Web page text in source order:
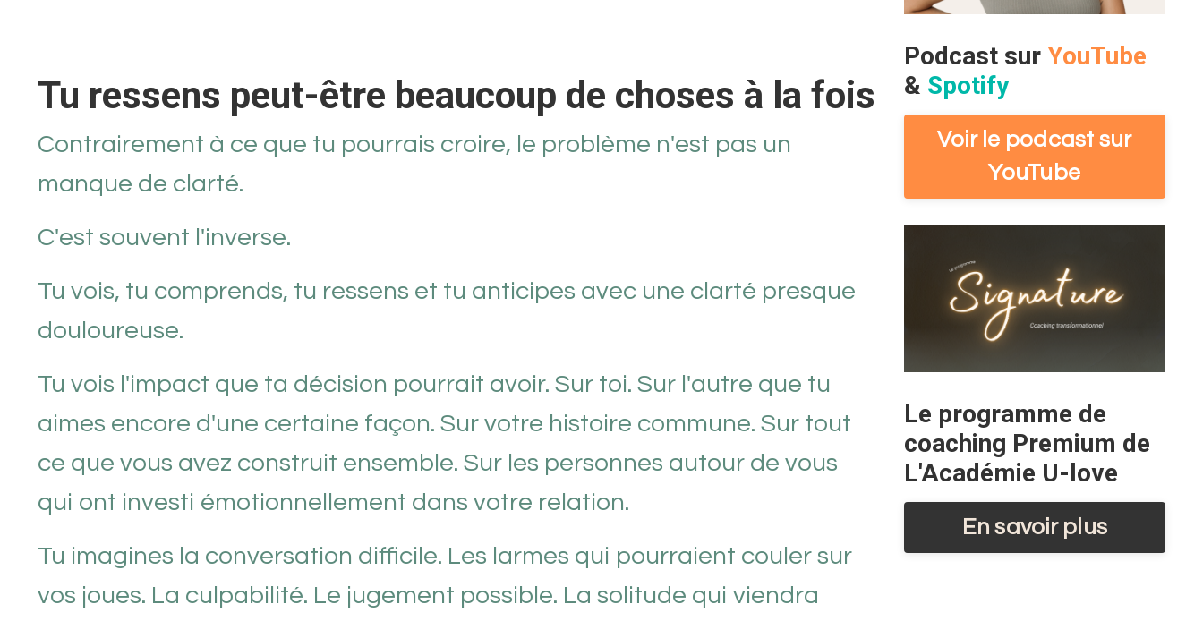
Tu ressens peut-être beaucoup de choses à la fois
Contrairement à ce que tu pourrais croire, le problème n'est pas un
manque de clarté.
C'est souvent l'inverse.
Tu vois, tu comprends, tu ressens et tu anticipes avec une clarté presque
douloureuse.
Tu vois l'impact que ta décision pourrait avoir. Sur toi. Sur l'autre que tu
aimes encore d'une certaine façon. Sur votre histoire commune. Sur tout
ce que vous avez construit ensemble. Sur les personnes autour de vous
qui ont investi émotionnellement dans votre relation.
Tu imagines la conversation difficile. Les larmes qui pourraient couler sur
vos joues. La culpabilité. Le jugement possible. La solitude qui viendra
Podcast sur YouTube
& Spotify
Voir le podcast sur
YouTube
Le programme de
coaching Premium de
L'Académie U-love
En savoir plus